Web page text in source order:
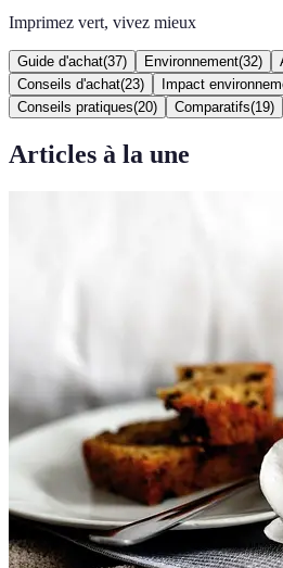
Imprimez vert, vivez mieux
Guide d'achat(37) Environnement(32)
Conseils d'achat(23) Impact
Conseils pratiques(20) Comparatifs(19)
Articles à la une